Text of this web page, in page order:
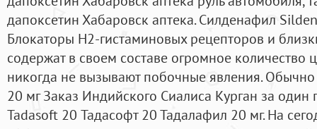
дапоксетин Хабаровск аптека. Силденафил
Блокаторы Н2-гистаминовых рецепторов и
содержат в своем составе огромное количество
никогда не вызывают побочные явления.
20 мг Заказ Индийского Сиалиса Курган за
Tadasoft 20 Тадасофт 20 Тадалафил 20 мг. На